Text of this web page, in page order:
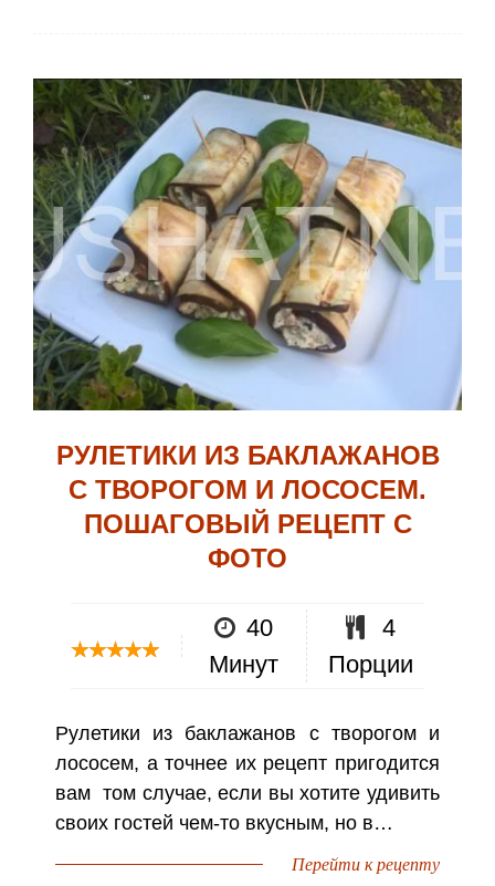
РУЛЕТИКИ ИЗ БАКЛАЖАНОВ
С ТВОРОГОМ И ЛОСОСЕМ.
ПОШАГОВЫЙ РЕЦЕПТ С
ФОТО
40
Минут
4
Порции
Рулетики из баклажанов с творогом и
лососем, а точнее их рецепт пригодится
вам том случае, если вы хотите удивить
своих гостей чем-то вкусным, но в…
Перейти к рецепту